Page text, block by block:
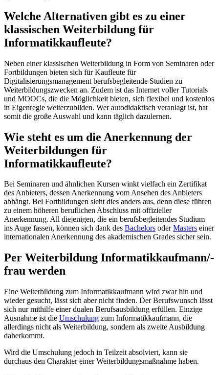
Welche Alternativen gibt es zu einer
klassischen Weiterbildung für
Informatikkaufleute?
Neben einer klassischen Weiterbildung in Form von Seminaren oder
Fortbildungen bieten sich für Kaufleute für
Digitalisierungsmanagement berufsbegleitende Studien zu
Weiterbildungszwecken an. Zudem ist das Internet voller Tutorials
und MOOCs, die die Möglichkeit bieten, sich flexibel und kostenlos
in Eigenregie weiterzubilden. Wer autodidaktisch veranlagt ist, hat
somit die große Auswahl und kann täglich dazulernen.
Wie steht es um die Anerkennung der
Weiterbildungen für
Informatikkaufleute?
Bei Seminaren und ähnlichen Kursen winkt vielfach ein Zertifikat
des Anbieters, dessen Anerkennung vom Ansehen des Anbieters
abhängt. Bei Fortbildungen sieht dies anders aus, denn diese führen
zu einem höheren beruflichen Abschluss mit offizieller
Anerkennung. All diejenigen, die ein berufsbegleitendes Studium
ins Auge fassen, können sich dank des Bachelors oderMasters einer
internationalen Anerkennung des akademischen Grades sicher sein.
Per Weiterbildung Informatikkaufmann/-
frau werden
Eine Weiterbildung zum Informatikkaufmann wird zwar hin und
wieder gesucht, lässt sich aber nicht finden. Der Berufswunsch lässt
sich nur mithilfe einer dualen Berufsausbildung erfüllen. Einzige
Ausnahme ist die Umschulung zum Informatikkaufmann, die
allerdings nicht als Weiterbildung, sondern als zweite Ausbildung
daherkommt.
Wird die Umschulung jedoch in Teilzeit absolviert, kann sie
durchaus den Charakter einer Weiterbildungsmaßnahme haben.